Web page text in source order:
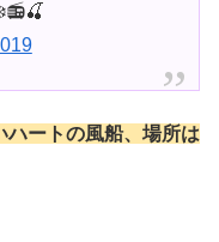
ハートの風船、場所は